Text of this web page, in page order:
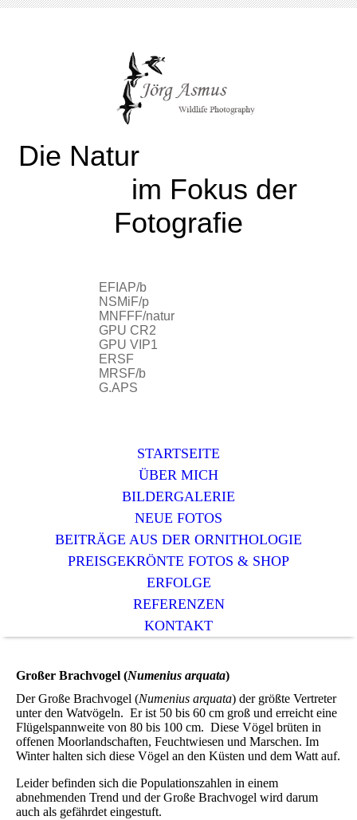
Die Natur
im Fokus der
Fotografie
EFIAP/b
NSMiF/p
MNFFF/natur
GPU CR2
GPU VIP1
ERSF
MRSF/b
G.APS
STARTSEITE
ÜBER MICH
BILDERGALERIE
NEUE FOTOS
BEITRÄGE AUS DER ORNITHOLOGIE
PREISGEKRÖNTE FOTOS & SHOP
ERFOLGE
REFERENZEN
KONTAKT
Großer Brachvogel (Numenius arquata)
Der Große Brachvogel (Numenius arquata) der größte Vertreter
unter den Watvögeln. Er ist 50 bis 60 cm groß und erreicht eine
Flügelspannweite von 80 bis 100 cm. Diese Vögel brüten in
offenen Moorlandschaften, Feuchtwiesen und Marschen. Im
Winter halten sich diese Vögel an den Küsten und dem Watt auf.
Leider befinden sich die Populationszahlen in einem
abnehmenden Trend und der Große Brachvogel wird darum
auch als gefährdet eingestuft.